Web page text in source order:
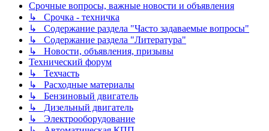
Срочные вопросы, важные новости и объявления
↳ Срочка - техничка
↳ Содержание раздела "Часто задаваемые вопросы"
↳ Содержание раздела "Литература"
↳ Новости, объявления, призывы
Технический форум
↳ Техчасть
↳ Расходные материалы
↳ Бензиновый двигатель
↳ Дизельный двигатель
↳ Электрооборудование